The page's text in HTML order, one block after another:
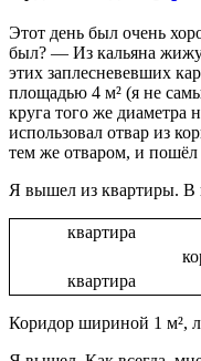
Этот день был очень
был? — Из кальяна
этих заплесневевших
площадью 4 м² (я не
круга того же диаметра
использовал отвар из
тем же отваром, и пошёл
Я вышел из квартиры. В
квартира
квартира
Коридор шириной 1 м²,